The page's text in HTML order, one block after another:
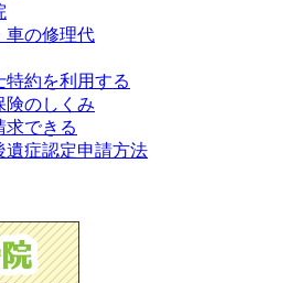
車の修理代
特約を利用する
険のしくみ
求できる
遺症認定申請方法